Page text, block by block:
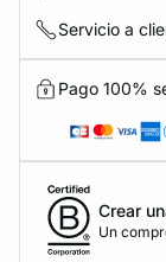
Servicio a
Pago 100%
Crear
Un